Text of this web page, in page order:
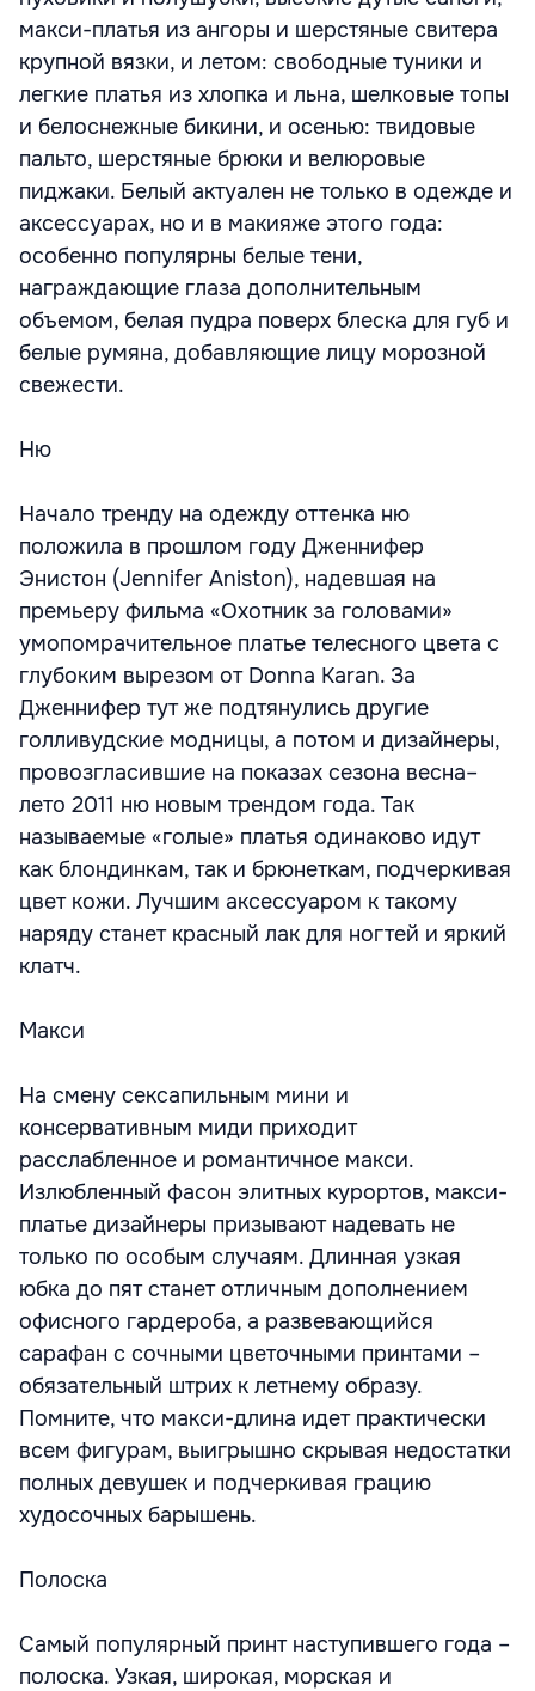
макси-платья из ангоры и шерстяные свитера
крупной вязки, и летом: свободные туники и
легкие платья из хлопка и льна, шелковые топы
и белоснежные бикини, и осенью: твидовые
пальто, шерстяные брюки и велюровые
пиджаки. Белый актуален не только в одежде и
аксессуарах, но и в макияже этого года:
особенно популярны белые тени,
награждающие глаза дополнительным
объемом, белая пудра поверх блеска для губ и
белые румяна, добавляющие лицу морозной
свежести.
Ню
Начало тренду на одежду оттенка ню
положила в прошлом году Дженнифер
Энистон (Jennifer Aniston), надевшая на
премьеру фильма «Охотник за головами»
умопомрачительное платье телесного цвета с
глубоким вырезом от Donna Karan. За
Дженнифер тут же подтянулись другие
голливудские модницы, а потом и дизайнеры,
провозгласившие на показах сезона весна–
лето 2011 ню новым трендом года. Так
называемые «голые» платья одинаково идут
как блондинкам, так и брюнеткам, подчеркивая
цвет кожи. Лучшим аксессуаром к такому
наряду станет красный лак для ногтей и яркий
клатч.
Макси
На смену сексапильным мини и
консервативным миди приходит
расслабленное и романтичное макси.
Излюбленный фасон элитных курортов, макси-
платье дизайнеры призывают надевать не
только по особым случаям. Длинная узкая
юбка до пят станет отличным дополнением
офисного гардероба, а развевающийся
сарафан с сочными цветочными принтами –
обязательный штрих к летнему образу.
Помните, что макси-длина идет практически
всем фигурам, выигрышно скрывая недостатки
полных девушек и подчеркивая грацию
худосочных барышень.
Полоска
Самый популярный принт наступившего года –
полоска. Узкая, широкая, морская и